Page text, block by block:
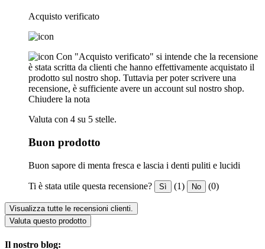
Acquisto verificato
Con "Acquisto verificato" si intende che la recensione
è stata scritta da clienti che hanno effettivamente acquistato il
prodotto sul nostro shop. Tuttavia per poter scrivere una
recensione, è sufficiente avere un account sul nostro shop.
Chiudere la nota
Valuta con 4 su 5 stelle.
Buon prodotto
Buon sapore di menta fresca e lascia i denti puliti e lucidi
Ti è stata utile questa recensione? Sì (1) No (0)
Visualizza tutte le recensioni clienti.
Valuta questo prodotto
Il nostro blog: